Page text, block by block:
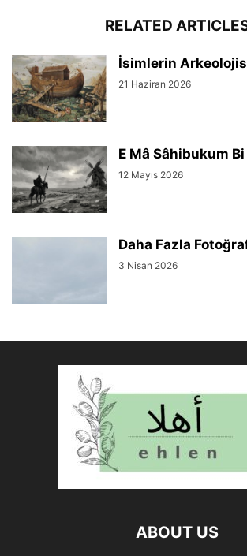
RELATED
İsimlerin
21 Haziran 2026
E Mâ Sâhibukum
12 Mayıs 2026
Daha Fazla
3 Nisan 2026
ABOUT US